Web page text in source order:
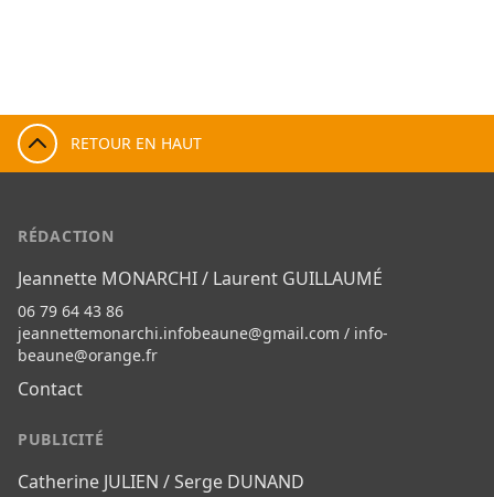
RETOUR EN HAUT
RÉDACTION
Jeannette MONARCHI / Laurent GUILLAUMÉ
06 79 64 43 86
jeannettemonarchi.infobeaune@gmail.com / info-
beaune@orange.fr
Contact
PUBLICITÉ
Catherine JULIEN / Serge DUNAND